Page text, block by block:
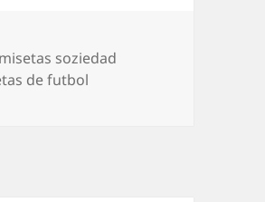
soziedad
de futbol